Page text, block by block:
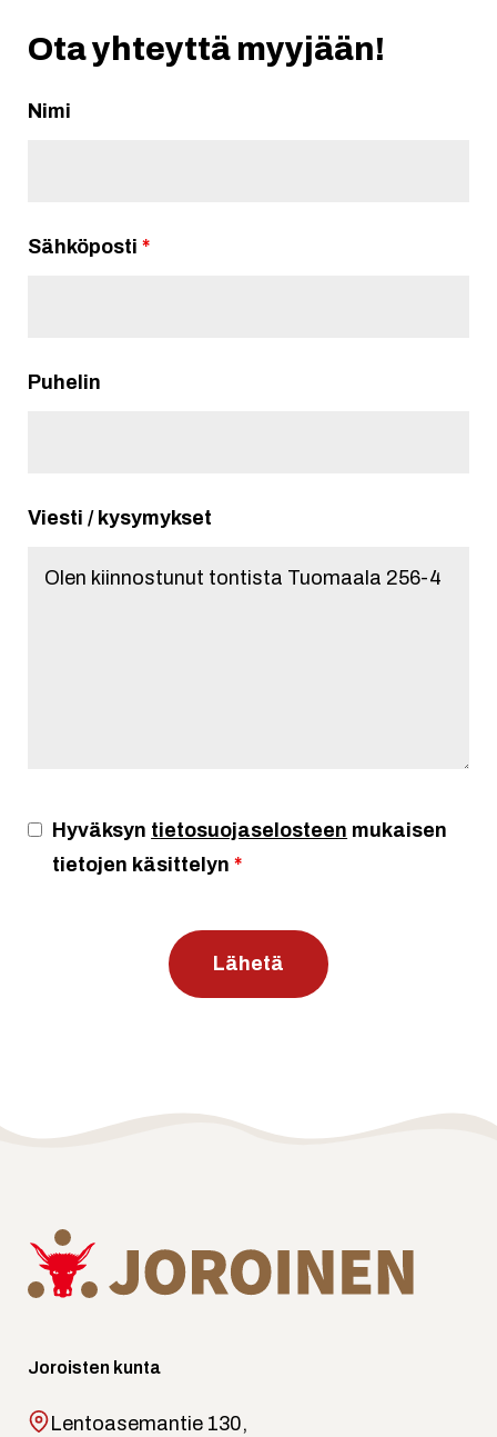
Ota yhteyttä myyjään!
Nimi
Sähköposti *
Puhelin
Viesti / kysymykset
Hyväksyn tietosuojaselosteen mukaisen
tietojen käsittelyn*
Joroisten kunta
Lentoasemantie 130,